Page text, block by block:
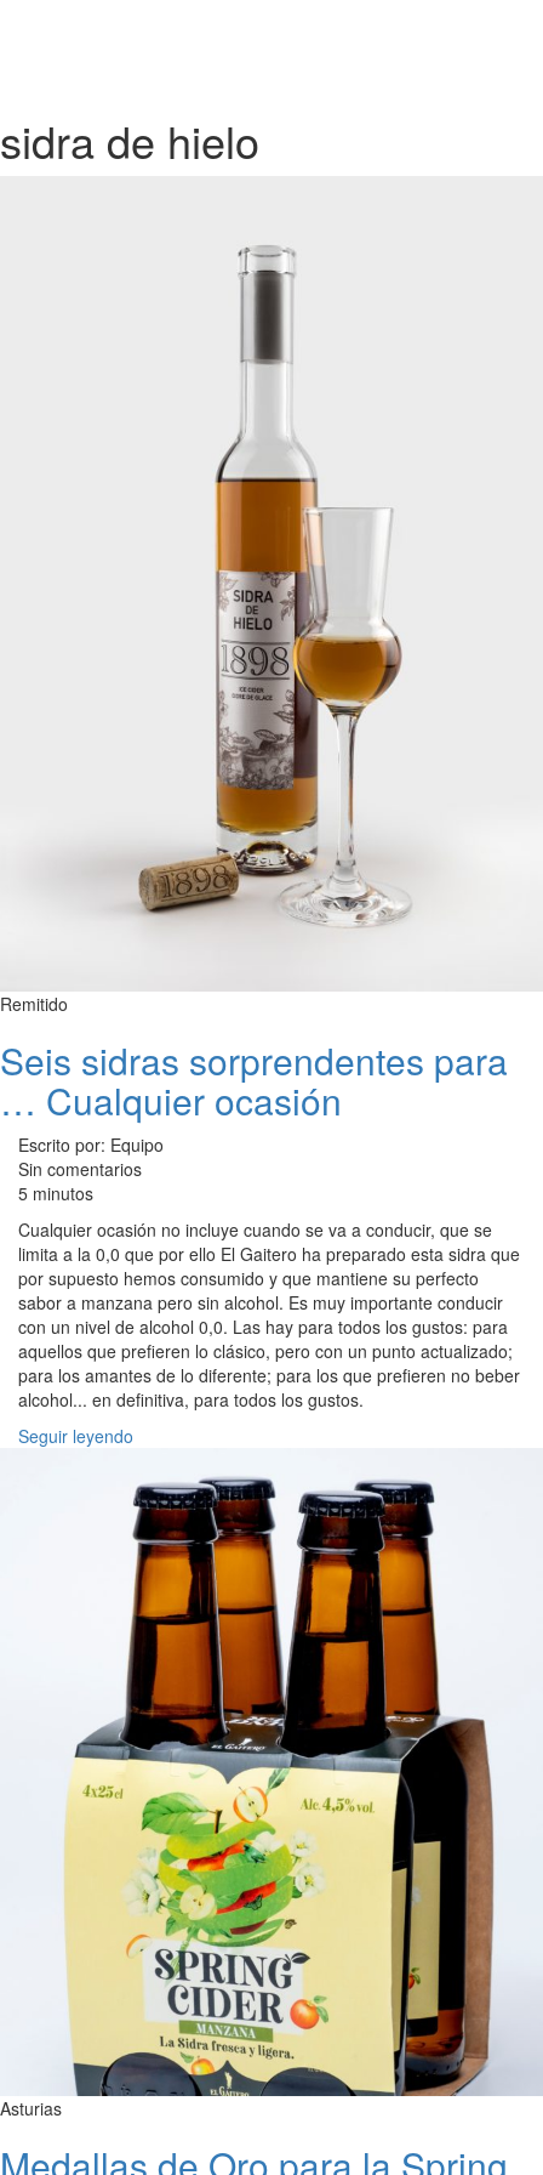
sidra de hielo
Remitido
Seis sidras sorprendentes para
… Cualquier ocasión
Escrito por: Equipo
Sin comentarios
5 minutos
Cualquier ocasión no incluye cuando se va a conducir, que se
limita a la 0,0 que por ello El Gaitero ha preparado esta sidra que
por supuesto hemos consumido y que mantiene su perfecto
sabor a manzana pero sin alcohol. Es muy importante conducir
con un nivel de alcohol 0,0. Las hay para todos los gustos: para
aquellos que prefieren lo clásico, pero con un punto actualizado;
para los amantes de lo diferente; para los que prefieren no beber
alcohol... en definitiva, para todos los gustos.
Seguir leyendo
Asturias
Medallas de Oro para la Spring